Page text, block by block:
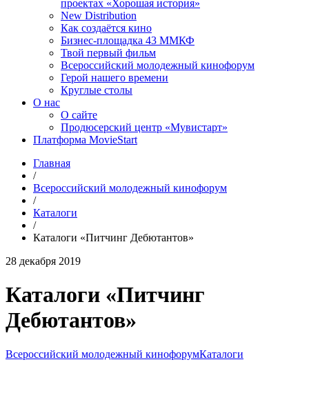
проектах «Хорошая история»
New Distribution
Как создаётся кино
Бизнес-площадка 43 ММКФ
Твой первый фильм
Всероссийский молодежный кинофорум
Герой нашего времени
Круглые столы
О нас
О сайте
Продюсерский центр «Мувистарт»
Платформа MovieStart
Главная
/
Всероссийский молодежный кинофорум
/
Каталоги
/
Каталоги «Питчинг Дебютантов»
28 декабря 2019
Каталоги «Питчинг
Дебютантов»
Всероссийский молодежный кинофорумКаталоги